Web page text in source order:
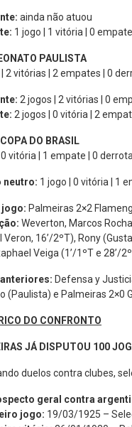
ainda não atuou
1 jogo | 1 vitória | 0
PAULISTA
2 vitórias | 2 empates | 0
2 jogos | 2 vitórias | 0
2 jogos | 0 vitória | 2
DO BRASIL
0 vitória | 1 empate | 0
neutro: 1 jogo | 0 vitória | 1
Palmeiras 2×2
Weverton, Marcos
Veron, 16’/2ºT), Rony
Veiga (1’/1ºT e 28’/
Defensa y
(Paulista) e Palmeiras 2×0
DO CONFRONTO
JÁ DISPUTOU 100
duelos contra clubes,
geral contra
jogo: 19/03/1925 –